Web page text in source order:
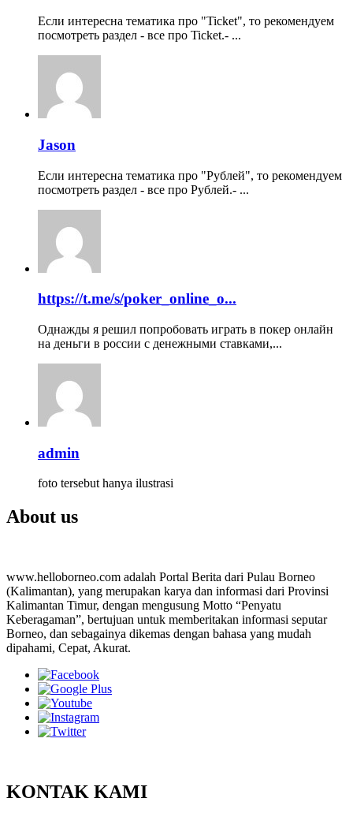
Если интересна тематика про "Ticket", то рекомендуем
посмотреть раздел - все про Ticket.- ...
Jason
Если интересна тематика про "Рублей", то рекомендуем
посмотреть раздел - все про Рублей.- ...
https://t.me/s/poker_online_o...
Однажды я решил попробовать играть в покер онлайн
на деньги в россии с денежными ставками,...
admin
foto tersebut hanya ilustrasi
About us
www.helloborneo.com adalah Portal Berita dari Pulau Borneo
(Kalimantan), yang merupakan karya dan informasi dari Provinsi
Kalimantan Timur, dengan mengusung Motto “Penyatu
Keberagaman”, bertujuan untuk memberitakan informasi seputar
Borneo, dan sebagainya dikemas dengan bahasa yang mudah
dipahami, Cepat, Akurat.
KONTAK KAMI